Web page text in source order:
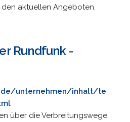
den aktuellen Angeboten.
Rundfunk -
unternehmen/inhalt/te
über die Verbreitungswege